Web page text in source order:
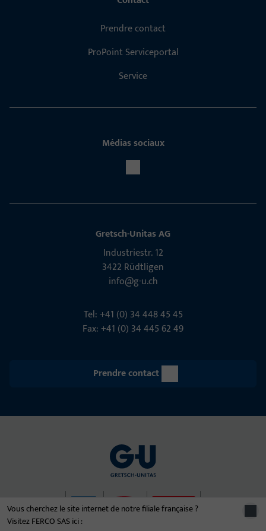
Vous cherchez le site internet de notre filiale française ?
Visitez FERCO SAS ici :
Prendre contact
ProPoint Serviceportal
Service
Médias sociaux
Gretsch-Unitas AG
Indu­s­triestr. 12
3422 Rüdt­ligen
info@g-u.ch
Tel: +41 (0) 34 448 45 45
Fax: +41 (0) 34 445 62 49
Prendre contact